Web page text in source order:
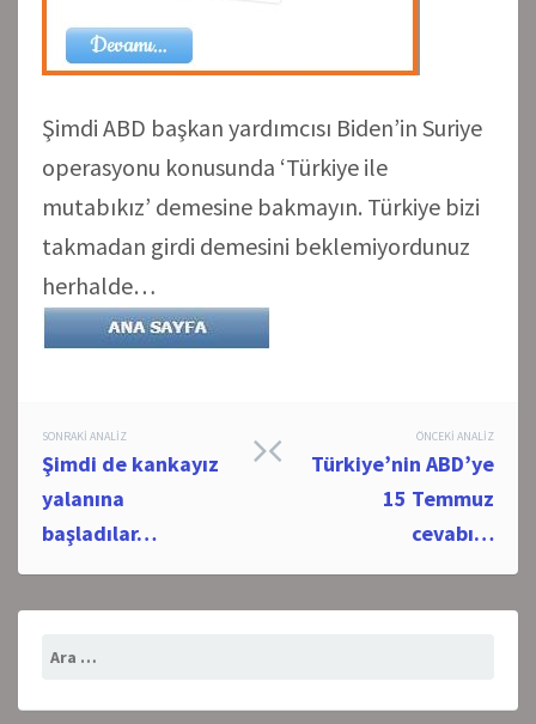
Şimdi ABD başkan yardımcısı Biden’in Suriye
operasyonu konusunda ‘Türkiye ile
mutabıkız’ demesine bakmayın. Türkiye bizi
takmadan girdi demesini beklemiyordunuz
herhalde…
Post
navigation
ÖNCEKI ANALIZ
Türkiye’nin ABD’ye
15 Temmuz
cevabı…
SONRAKI ANALIZ
Şimdi de kankayız
yalanına
başladılar…